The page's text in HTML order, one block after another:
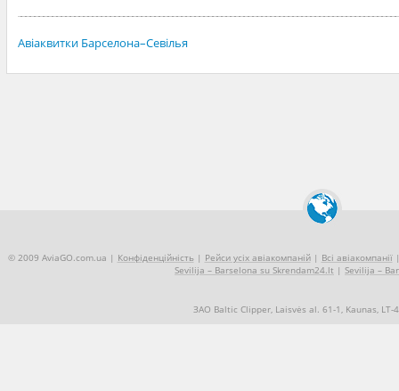
Авіаквитки Барселона–Севілья
© 2009 AviaGO.com.ua | Конфіденційність| Рейси усіх авіакомпаній| Всі авіакомпанії
Sevilija – Barselona su Skrendam24.lt | Sevilija –
ЗАО Baltic Clipper, Laisvės al. 61-1, Kaunas, LT-